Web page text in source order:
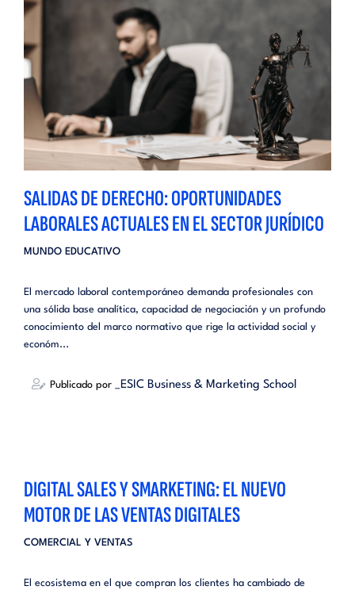
SALIDAS DE DERECHO: OPORTUNIDADES
LABORALES ACTUALES EN EL SECTOR JURÍDICO
MUNDO EDUCATIVO
El mercado laboral contemporáneo demanda profesionales con
una sólida base analítica, capacidad de negociación y un profundo
conocimiento del marco normativo que rige la actividad social y
económ...
Publicado por _ESIC Business & Marketing School
DIGITAL SALES Y SMARKETING: EL NUEVO
MOTOR DE LAS VENTAS DIGITALES
COMERCIAL Y VENTAS
El ecosistema en el que compran los clientes ha cambiado de